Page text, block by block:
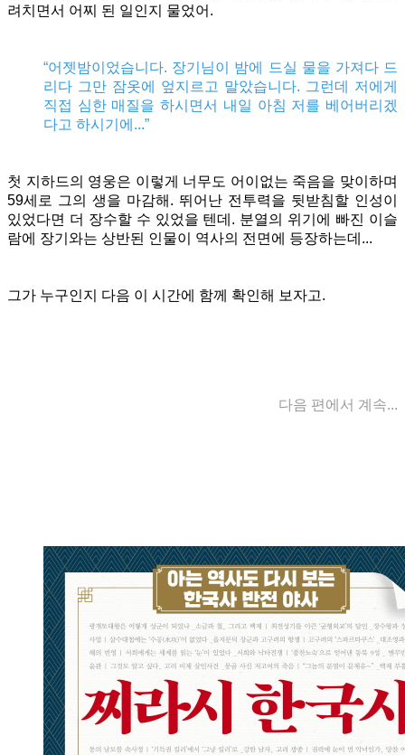
려치면서 어찌 된 일인지 물었어.
“어젯밤이었습니다. 장기님이 밤에 드실 물을 가져다 드
리다 그만 잠옷에 엎지르고 말았습니다. 그런데 저에게
직접 심한 매질을 하시면서 내일 아침 저를 베어버리겠
다고 하시기에...”
첫 지하드의 영웅은 이렇게 너무도 어이없는 죽음을 맞이하며
59세로 그의 생을 마감해. 뛰어난 전투력을 뒷받침할 인성이
있었다면 더 장수할 수 있었을 텐데. 분열의 위기에 빠진 이슬
람에 장기와는 상반된 인물이 역사의 전면에 등장하는데...
그가 누구인지 다음 이 시간에 함께 확인해 보자고.
다음 편에서 계속...